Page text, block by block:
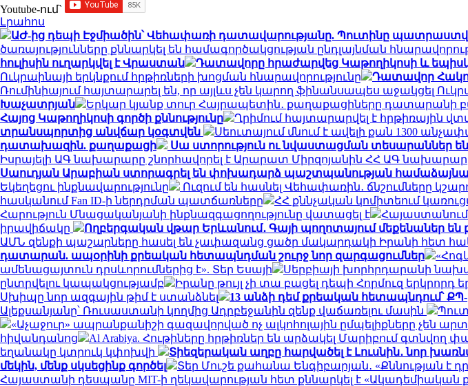
Youtube-ում`
Լրահոս
ԱԺ-ից դեպի Էջմիածին՝ Վեհափառի դատավարությանը. Պուտինը
ծառայությունները քննարկել են համագործակցության ընդլայնման
հուլիսին ուղարկվել է Վրաստան
Դատավորը հրաժարվեց Կաթողիկոսի և
Ուկրաինայի երկնքում հրթիռների խոցման հնարավորությունը
Դատավոր Հակոբ
Ռումինիայում հայտարարել են, որ այլևս չեն կարող ֆինանսապես աջակցել
Խաչատրյան
Երկար կյանք տուր Հայրապետին․ քաղաքացիները դատարանի
Հայոց Կաթողիկոսի գործի քննությունը
Ղրիմում հայտարարվել է հրթիռային
տրանսպորտից անվճար կօգտվեն
Սեուտայում մնում է ավելի քան 1300
դատախազին. քաղաքացի
Սա ստորություն ու նվաստացման տեսարաններ
Իսրայելի ԱԳ նախարարը շնորհավորել է Արարատ Միրզոյանին ՀՀ ԱԳ
Սաուդյան Արաբիան ստորագրել են փոխադարձ պաշտպանության
Եկեղեցու ինքնավարությունը
Ուզում են հասնել Վեհափառին․ ճնշումները
հասկանում Fan ID-ի ներդրման պատճառները
ՀՀ քննչական կոմիտեում
Հարություն Մնացականյանի ինքնազգացողությունը վատացել է
Հայաստանում
իրավիճակը
Ողբերգական վթար Երևանում․ Գայի պողոտայում մեքենաներ են
ԱՄՆ զենքի պաշարները հասել են չափազանց ցածր մակարդակի Իրանի հետ
դատարան. ապօրինի քրեական հետապնդման շուրջ նոր զարգացումներ
ամենացայտուն դրսևորումներից է». Տեր Եսայի
Սերբիայի խորհրդարանի
ընտրվելու կապակցությամբ
Իրանը թույլ չի տա բացել դեպի Հորմուզ երկրորդ
Սխիպը նոր ազգային թիմ է ստանձնել
13 անձի դեմ քրեական հետապնդում՝ ՔՊ-
Ալեքսանյանը՝ Ռուսաստանի կողմից Ադրբեջանին զենք վաճառելու մասին
«Աչաջուր» ապրանքանիշի գազավորված ոչ ալկոհոլային ըմպելիքները չեն
հիվանդանոց
Al Arabiya. Հութիները հրթիռներ են արձակել Մարիբում
եղանակը կտրուկ կփոխվի
Տիեզերական աղբը հարվածել է Լուսնին․ նոր
մեկին, մենք սկսեցինք գործել
Տեր Մուշե քահանա Ենգիբարյան․ «Քննության է
Հայաստանի դեսպանը MIT-ի ղեկավարության հետ քննարկել է